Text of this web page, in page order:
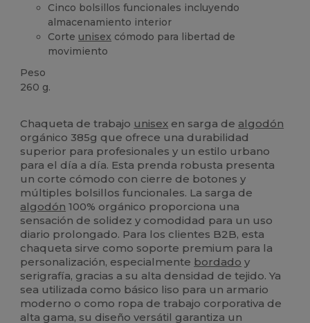
Cinco bolsillos funcionales incluyendo
almacenamiento interior
Corte unisex cómodo para libertad de
movimiento
Peso
260 g.
Chaqueta de trabajo unisex en sarga de algodón
orgánico 385g que ofrece una durabilidad
superior para profesionales y un estilo urbano
para el día a día. Esta prenda robusta presenta
un corte cómodo con cierre de botones y
múltiples bolsillos funcionales. La sarga de
algodón 100% orgánico proporciona una
sensación de solidez y comodidad para un uso
diario prolongado. Para los clientes B2B, esta
chaqueta sirve como soporte premium para la
personalización, especialmente bordado y
serigrafía, gracias a su alta densidad de tejido. Ya
sea utilizada como básico liso para un armario
moderno o como ropa de trabajo corporativa de
alta gama, su diseño versátil garantiza un